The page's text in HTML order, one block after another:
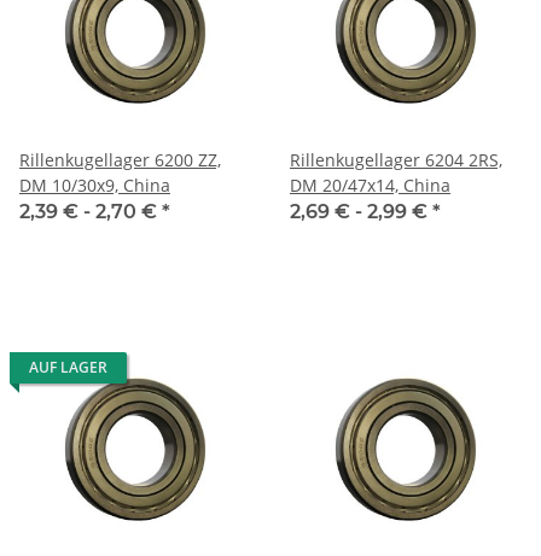
Rillenkugellager 6200 ZZ,
DM 10/30x9, China
2,39 € - 2,70 € *
Rillenkugellager 6204 2RS,
DM 20/47x14, China
2,69 € - 2,99 € *
AUF LAGER